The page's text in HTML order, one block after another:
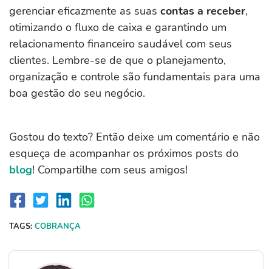
gerenciar eficazmente as suas contas a receber,
otimizando o fluxo de caixa e garantindo um
relacionamento financeiro saudável com seus
clientes. Lembre-se de que o planejamento,
organização e controle são fundamentais para uma
boa gestão do seu negócio.
Gostou do texto? Então deixe um comentário e não
esqueça de acompanhar os próximos posts do
blog! Compartilhe com seus amigos!
TAGS: COBRANÇA